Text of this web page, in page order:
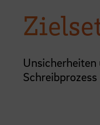
Unsicherheiten